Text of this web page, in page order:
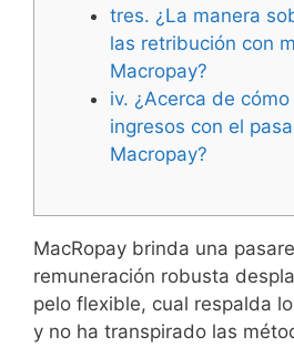
tres. ¿La manera
las retribución con
Macropay?
iv. ¿Acerca de
ingresos con el
Macropay?
MacRopay brinda una
remuneración robusta
pelo flexible, cual respalda
y no ha transpirado las